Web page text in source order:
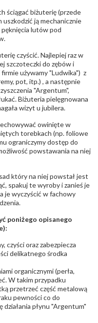
ściągać biżuterię (przede
ją mechanicznie
lutów pod
czyścić. Najlepiej raz w
szczoteczki do zębów i
używamy "Ludwika") z
pot, itp.) , a następnie
"Argentum",
Biżuteria pielęgnowana
wizyt u jubilera.
owinięte w
torebkach (np. foliowe
ograniczymy dostęp do
powstawania na niej
który na niej powstał jest
spakuj te wyroby i zanieś je
je wyczyścić w fachowy
poniżego opisanego
czyści oraz zabezpiecza
delikatnego środka
organicznymi (perła,
W takim przypadku
przetrzeć część metalową
pewności co do
działania płynu "Argentum"